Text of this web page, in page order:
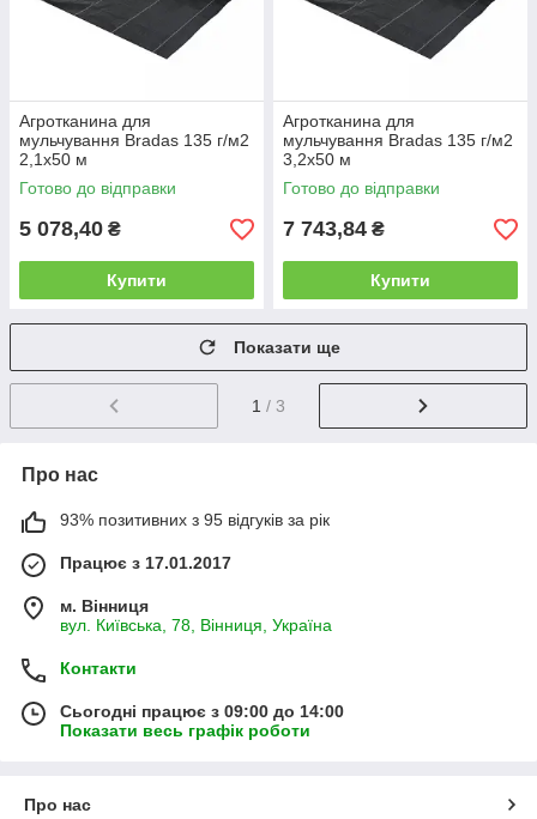
Агротканина для
мульчування Bradas 135 г/м2
2,1х50 м
Готово до відправки
5 078,40 ₴
Купити
Агротканина для
мульчування Bradas 135 г/м2
3,2х50 м
Готово до відправки
7 743,84 ₴
Купити
Показати ще
1 / 3
Про нас
93% позитивних з 95 відгуків за рік
Працює з 17.01.2017
м. Вінниця
вул. Київська, 78, Вінниця, Україна
Контакти
Сьогодні працює з 09:00 до 14:00
Показати весь графік роботи
Про нас